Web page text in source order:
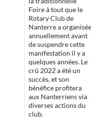
Foire à tout que le
Rotary Club de
Nanterre a organisée
annuellement avant
de suspendre cette
manifestation il y a
quelques années. Le
crû 2022 a été un
succès, et son
bénéfice profitera
aux Nanterriens via
diverses actions du
club.